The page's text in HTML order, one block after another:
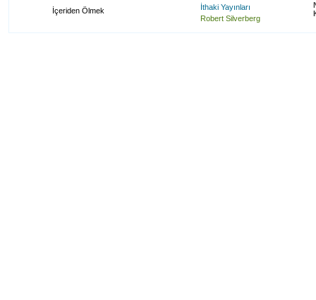
İçeriden Ölmek
İthaki Yayınları
Robert Silverberg